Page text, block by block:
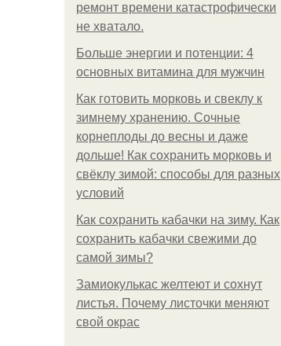
ремонт времени катастрофически
не хватало.
Больше энергии и потенции: 4
основных витамина для мужчин
Как готовить морковь и свеклу к
зимнему хранению. Сочные
корнеплоды до весны и даже
дольше! Как сохранить морковь и
свёклу зимой: способы для разных
условий
Как сохранить кабачки на зиму. Как
сохранить кабачки свежими до
самой зимы?
Замиокулькас желтеют и сохнут
листья. Почему листочки меняют
свой окрас